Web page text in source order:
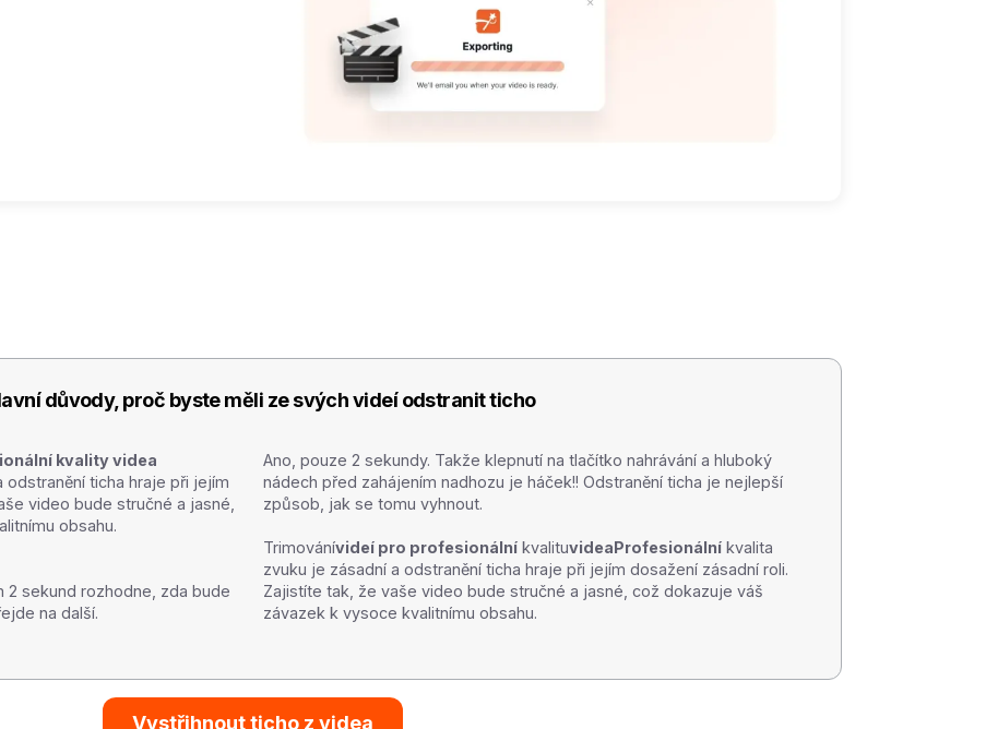
důvody, proč byste měli ze svých videí odstranit ticho
kvality videa
odstranění ticha hraje při jejím
video bude stručné a jasné,
obsahu.
2 sekund rozhodne, zda bude
na další.
Ano, pouze 2 sekundy. Takže klepnutí na tlačítko nahrávání a hluboký
nádech před zahájením nadhozu je háček!! Odstranění ticha je nejlepší
způsob, jak se tomu vyhnout.
Trimovánívideí pro profesionální kvalituvideaProfesionální kvalita
zvuku je zásadní a odstranění ticha hraje při jejím dosažení zásadní roli.
Zajistíte tak, že vaše video bude stručné a jasné, což dokazuje váš
závazek k vysoce kvalitnímu obsahu.
Vystřihnout ticho z videa